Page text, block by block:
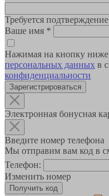
Требуется
Ваше имя *
Нажимая на кнопку
персональных данных в
конфиденциальности
Зарегистрироваться
Электронная бонусная
Введите номер телефона
Мы отправим вам код в
Телефон:
Изменить номер